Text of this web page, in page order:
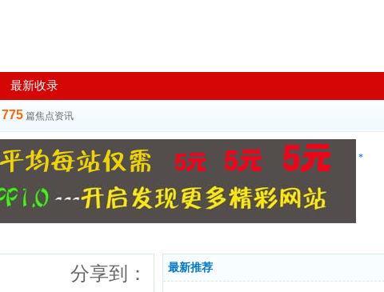
最新收录
775 篇焦点资讯
*
分享到： 最新推荐